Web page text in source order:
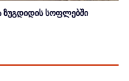
ზუგდიდის სოფლებში